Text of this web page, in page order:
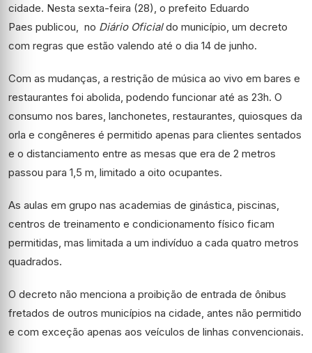
cidade. Nesta sexta-feira (28), o prefeito Eduardo
Paes publicou, no Diário Oficialdo município, um decreto
com regras que estão valendo até o dia 14 de junho.
Com as mudanças, a restrição de música ao vivo em bares e
restaurantes foi abolida, podendo funcionar até as 23h. O
consumo nos bares, lanchonetes, restaurantes, quiosques da
orla e congêneres é permitido apenas para clientes sentados
e o distanciamento entre as mesas que era de 2 metros
passou para 1,5 m, limitado a oito ocupantes.
As aulas em grupo nas academias de ginástica, piscinas,
centros de treinamento e condicionamento físico ficam
permitidas, mas limitada a um indivíduo a cada quatro metros
quadrados.
O decreto não menciona a proibição de entrada de ônibus
fretados de outros municípios na cidade, antes não permitido
e com exceção apenas aos veículos de linhas convencionais.